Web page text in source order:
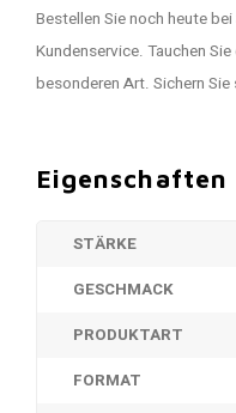
Bestellen Sie noch heute
Kundenservice. Tauchen
besonderen Art. Sichern
Eigenschaften
STÄRKE
GESCHMACK
PRODUKTART
FORMAT